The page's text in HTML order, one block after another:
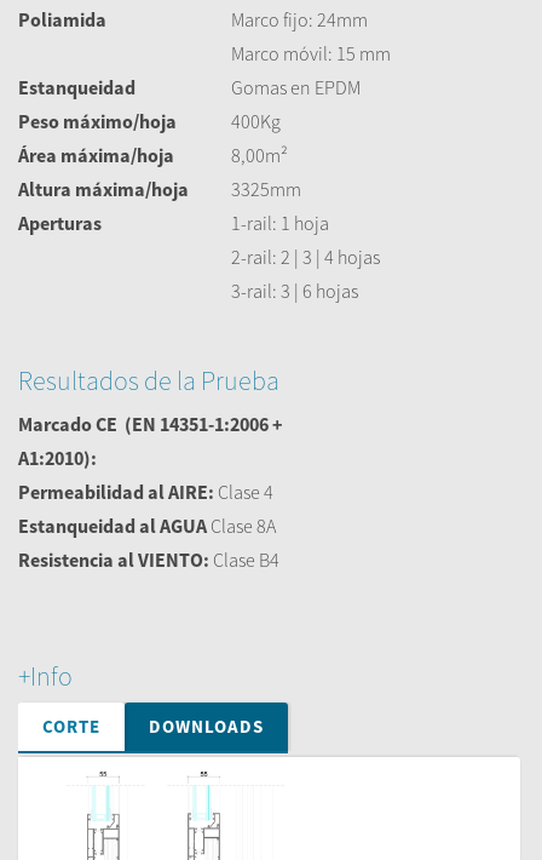
Poliamida
Marco fijo: 24mm
Marco móvil: 15 mm
Estanqueidad
Gomas en EPDM
Peso máximo/hoja
400Kg
Área máxima/hoja
8,00m²
Altura máxima/hoja
3325mm
Aperturas
1-rail: 1 hoja
2-rail: 2 | 3 | 4 hojas
3-rail: 3 | 6 hojas
Resultados de la Prueba
Marcado CE (EN 14351-1:2006 +
A1:2010):
Permeabilidad al AIRE: Clase 4
Estanqueidad al AGUA Clase 8A
Resistencia al VIENTO: Clase B4
+Info
CORTE DOWNLOADS
Vista Lateral
Perfis PE+